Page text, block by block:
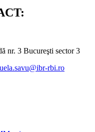
nr. 3 Bucureşti sector 3
rbi.ro